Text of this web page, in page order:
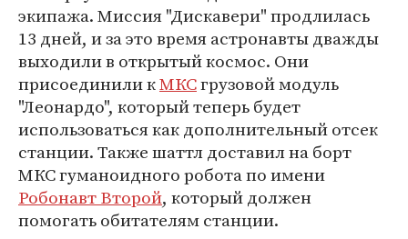
экипажа. Миссия "Дискавери" продлилась
13 дней, и за это время астронавты дважды
выходили в открытый космос. Они
присоединили кМКСгрузовой модуль
"Леонардо", который теперь будет
использоваться как дополнительный отсек
станции. Также шаттл доставил на борт
МКС гуманоидного робота по имени
Робонавт Второй, который должен
помогать обитателям станции.